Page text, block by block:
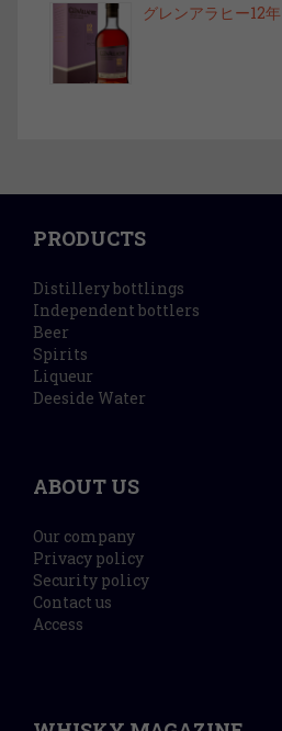
グレンアラヒー12年
PRODUCTS
Distillery bottlings
Independent bottlers
Beer
Spirits
Liqueur
Deeside Water
ABOUT US
Our company
Privacy policy
Security policy
Contact us
Access